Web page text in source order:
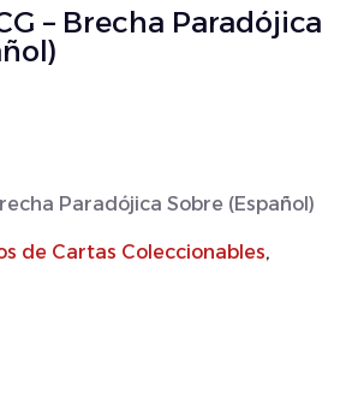
– Brecha Paradójica
Paradójica Sobre (Español)
de Cartas Coleccionables,